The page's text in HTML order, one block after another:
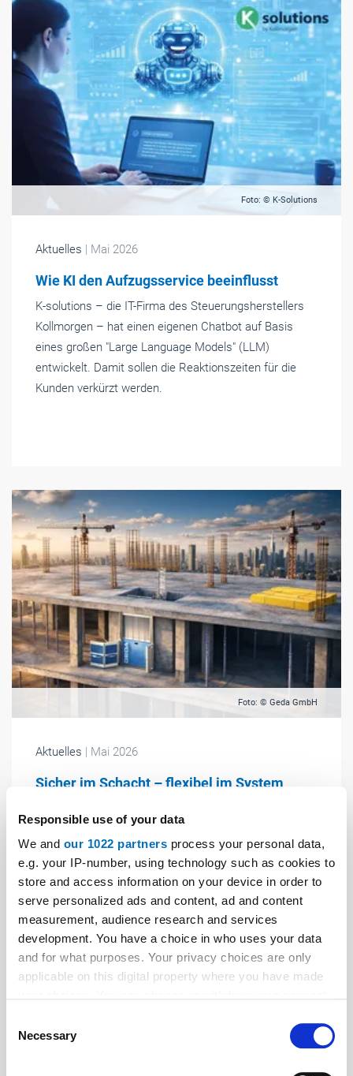
Responsible use of your data
We and our 1022 partners process your personal data,
e.g. your IP-number, using technology such as cookies to
store and access information on your device in order to
serve personalized ads and content, ad and content
measurement, audience research and services
development. You have a choice in who uses your data
and for what purposes. Your privacy choices are only
applicable on this digital property where you have made
the Privacy trigger icon.
Selection
Necessary
Foto: © K-Solutions
Aktuelles | Mai 2026
Wie KI den Aufzugsservice beeinflusst
K-solutions – die IT-Firma des Steuerungsherstellers
Kollmorgen – hat einen eigenen Chatbot auf Basis
eines großen "Large Language Models" (LLM)
entwickelt. Damit sollen die Reaktionszeiten für die
Kunden verkürzt werden.
Foto: © Geda GmbH
Aktuelles | Mai 2026
Sicher im Schacht – flexibel im System
Lift" – eine Aufzugslösung für den Einsatz in
Schächten. Er soll sich sowohl für Neubauten als auch
Sanierungsprojekte eignen, betont der Hersteller von
Bau- und Industrieaufzügen.